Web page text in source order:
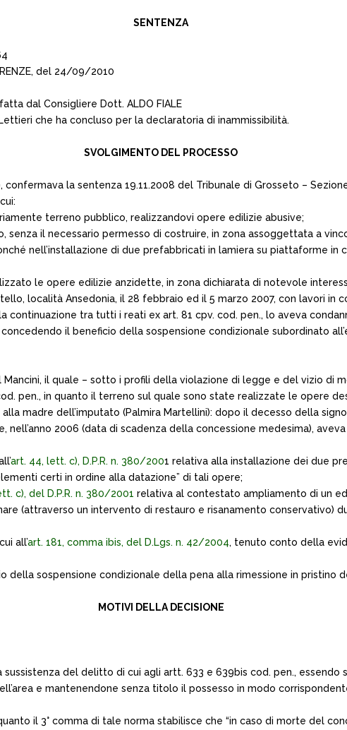
SENTENZA
del 24/09/2010
dal Consigliere Dott. ALDO FIALE
che ha concluso per la declaratoria di inammissibilità.
SVOLGIMENTO DEL PROCESSO
la sentenza 19.11.2008 del Tribunale di Grosseto –
terreno pubblico, realizzandovi opere edilizie abusive;
senza il necessario permesso di costruire, in zona assoggettata a
nell’installazione di due prefabbricati in lamiera su piattaforme
le opere edilizie anzidette, in zona dichiarata di notevole
località Ansedonia, il 28 febbraio ed il 5 marzo 2007, con lavori in
tra tutti i reati ex art. 81 cpv. cod. pen., lo aveva
il beneficio della sospensione condizionale subordinato
il quale – sotto i profili della violazione di legge e del vizio di
pen., in quanto il terreno sul quale sono state realizzate le opere
madre dell’imputato (Palmira Martellini): dopo il decesso della
nell’anno 2006 (data di scadenza della concessione medesima),
art. 44, lett. c), D.P.R. n. 380/2001 relativa alla installazione dei due
certi in ordine alla datazione” di tali opere;
c), del D.P.R. n. 380/2001 relativa al contestato ampliamento di un
(attraverso un intervento di restauro e risanamento conservativo)
all’art. 181, comma ibis, del D.Lgs. n. 42/2004, tenuto conto della
sospensione condizionale della pena alla rimessione in pristino
MOTIVI DELLA DECISIONE
del delitto di cui agli artt. 633 e 639bis cod. pen., essendo
e mantenendone senza titolo il possesso in modo
il 3° comma di tale norma stabilisce che “in caso di morte del